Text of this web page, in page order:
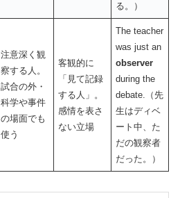
る。）
注意深く観
察する人。
試合の外・
科学や事件
の場面でも
使う
客観的に
「見て記録
する人」。
感情を表さ
ない立場
The teacher
was just an
observer
during the
debate.（先
生はディベ
ート中、た
だの観察者
だった。）